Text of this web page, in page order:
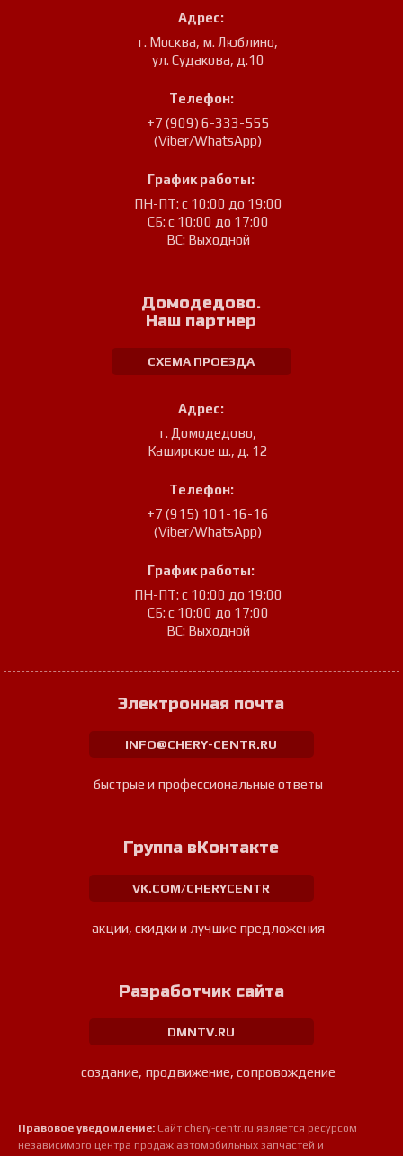
Адрес:
г. Москва, м. Люблино,
ул. Судакова, д.10
Телефон:
+7 (909) 6-333-555
(Viber/WhatsApp)
График работы:
ПН-ПТ: с 10:00 до 19:00
СБ: с 10:00 до 17:00
ВС: Выходной
Домодедово.
Наш партнер
СХЕМА ПРОЕЗДА
Адрес:
г. Домодедово,
Каширское ш., д. 12
Телефон:
+7 (915) 101-16-16
(Viber/WhatsApp)
График работы:
ПН-ПТ: с 10:00 до 19:00
СБ: с 10:00 до 17:00
ВС: Выходной
Электронная почта
INFO@CHERY-CENTR.RU
быстрые и профессиональные ответы
Группа вКонтакте
VK.COM/CHERYCENTR
акции, скидки и лучшие предложения
Разработчик сайта
DMNTV.RU
создание, продвижение, сопровождение
Правовое уведомление: Сайт chery-centr.ru является ресурсом
независимого центра продаж автомобильных запчастей и